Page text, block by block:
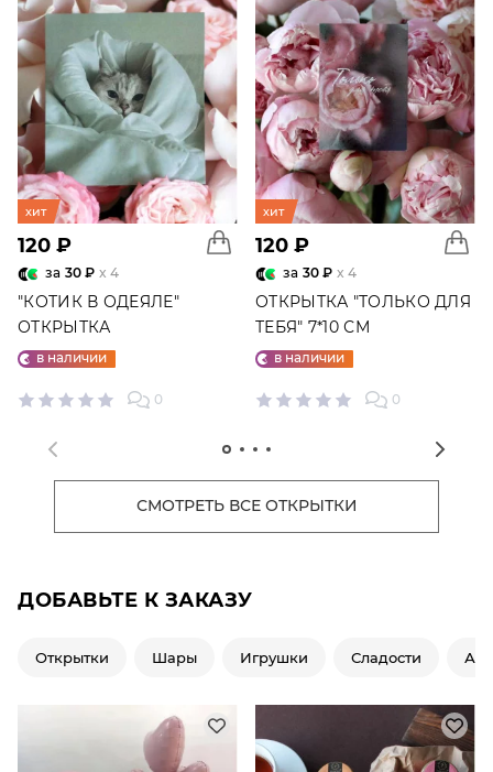
хит
120 ₽
за 30 ₽ x 4
"КОТИК В ОДЕЯЛЕ"
ОТКРЫТКА
в наличии
0
хит
120 ₽
за 30 ₽ x 4
ОТКРЫТКА "ТОЛЬКО ДЛЯ
ТЕБЯ" 7*10 СМ
в наличии
0
СМОТРЕТЬ ВСЕ ОТКРЫТКИ
ДОБАВЬТЕ К ЗАКАЗУ
Открытки Шары Игрушки Сладости